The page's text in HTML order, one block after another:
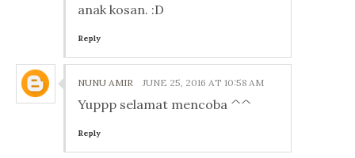
anak kosan. :D
Reply
NUNU AMIR JUNE 25, 2016 AT 10:58 AM
Yuppp selamat mencoba ^^
Reply